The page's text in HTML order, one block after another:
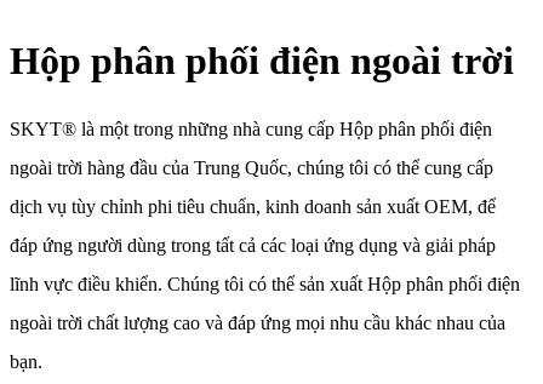
Hộp phân phối điện ngoài trời
SKYT® là một trong những nhà cung cấp Hộp phân phối điện
ngoài trời hàng đầu của Trung Quốc, chúng tôi có thể cung cấp
dịch vụ tùy chỉnh phi tiêu chuẩn, kinh doanh sản xuất OEM, để
đáp ứng người dùng trong tất cả các loại ứng dụng và giải pháp
lĩnh vực điều khiển. Chúng tôi có thể sản xuất Hộp phân phối điện
ngoài trời chất lượng cao và đáp ứng mọi nhu cầu khác nhau của
bạn.